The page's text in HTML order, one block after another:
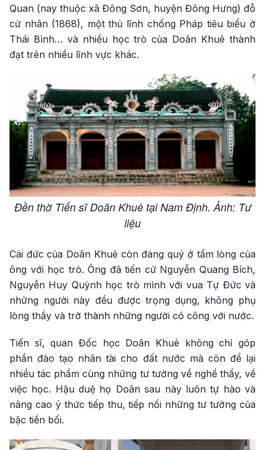
Quan (nay thuộc xã Đông Sơn, huyện Đông Hưng) đỗ
cử nhân (1868), một thủ lĩnh chống Pháp tiêu biểu ở
Thái Bình… và nhiều học trò của Doãn Khuê thành
đạt trên nhiều lĩnh vực khác.
Đền thờ Tiến sĩ Doãn Khuê tại Nam Định. Ảnh: Tư
liệu
Cái đức của Doãn Khuê còn đáng quý ở tấm lòng của
ông với học trò. Ông đã tiến cử Nguyễn Quang Bích,
Nguyễn Huy Quỳnh học trò mình với vua Tự Đức và
những người này đều được trọng dụng, không phụ
lòng thầy và trở thành những người có công với nước.
Tiến sĩ, quan Đốc học Doãn Khuê không chỉ góp
phần đào tạo nhân tài cho đất nước mà còn để lại
nhiều tác phẩm cùng những tư tưởng về nghề thầy, về
việc học. Hậu duệ họ Doãn sau này luôn tự hào và
nâng cao ý thức tiếp thu, tiếp nối những tư tưởng của
bậc tiền bối.